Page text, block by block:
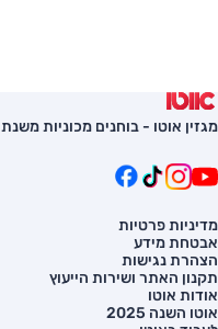
מגזין אוטו - בוחנים מכוניות משנת 1986
מדיניות פרטיות
אבטחת מידע
הצהרת נגישות
תקנון האתר ושירות הייעוץ
אודות אוטו
אוטו השנה 2025